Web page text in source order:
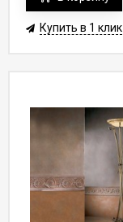
Купить в 1 клик